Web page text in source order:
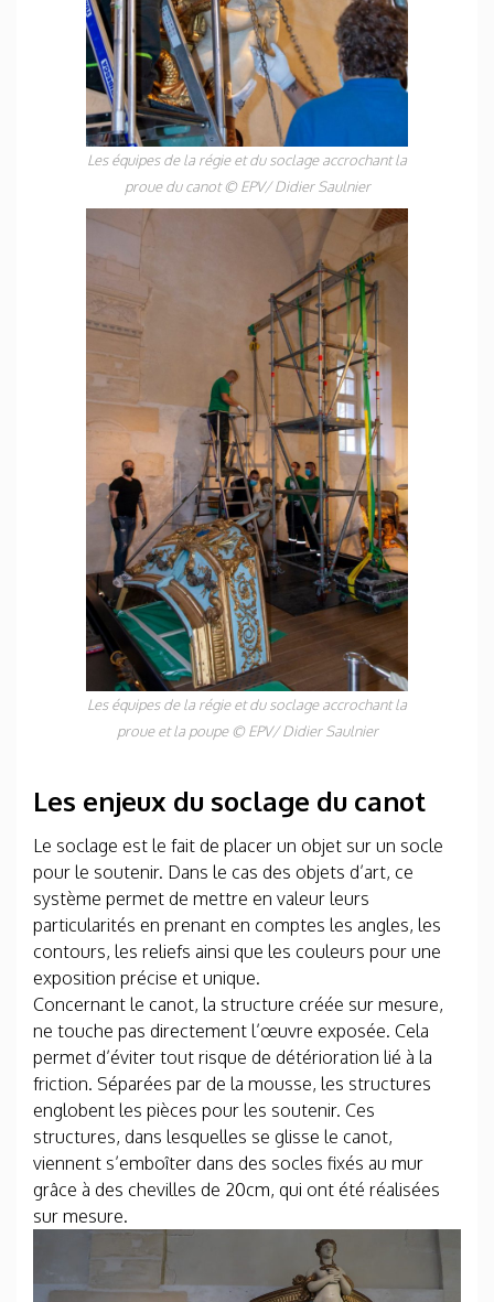
Les équipes de la régie et du soclage accrochant la
proue du canot©EPV/ Didier Saulnier
Les équipes de la régie et du soclage accrochant la
proue et la poupe ©EPV/ Didier Saulnier
Les enjeux du soclage du canot
Le soclage est le fait de placer un objet sur un socle
pour le soutenir. Dans le cas des objets d’art, ce
système permet de mettre en valeur leurs
particularités en prenant en comptes les angles, les
contours, les reliefs ainsi que les couleurs pour une
exposition précise et unique.
Concernant le canot, la structure créée sur mesure,
ne touche pas directement l’œuvre exposée. Cela
permet d’éviter tout risque de détérioration lié à la
friction. Séparées par de la mousse, les structures
englobent les pièces pour les soutenir. Ces
structures, dans lesquelles se glisse le canot,
viennent s’emboîter dans des socles fixés au mur
grâce à des chevilles de 20cm, qui ont été réalisées
sur mesure.